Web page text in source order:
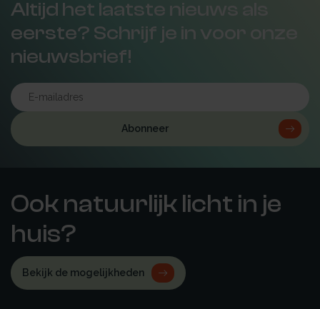
Altijd het laatste nieuws als
eerste? Schrijf je in voor onze
nieuwsbrief!
Abonneer
Ook natuurlijk licht in je
huis?
Bekijk de mogelijkheden